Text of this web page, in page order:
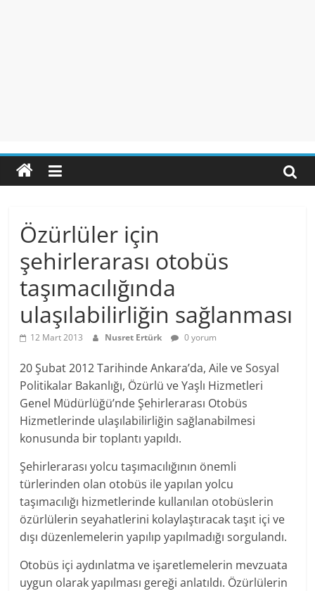
Özürlüler için
şehirlerarası otobüs
taşımacılığında
ulaşılabilirliğin sağlanması
12 Mart 2013 Nusret Ertürk 0 yorum
20 Şubat 2012 Tarihinde Ankara’da, Aile ve Sosyal
Politikalar Bakanlığı, Özürlü ve Yaşlı Hizmetleri
Genel Müdürlüğü’nde Şehirlerarası Otobüs
Hizmetlerinde ulaşılabilirliğin sağlanabilmesi
konusunda bir toplantı yapıldı.
Şehirlerarası yolcu taşımacılığının önemli
türlerinden olan otobüs ile yapılan yolcu
taşımacılığı hizmetlerinde kullanılan otobüslerin
özürlülerin seyahatlerini kolaylaştıracak taşıt içi ve
dışı düzenlemelerin yapılıp yapılmadığı sorgulandı.
Otobüs içi aydınlatma ve işaretlemelerin mevzuata
uygun olarak yapılması gereği anlatıldı. Özürlülerin